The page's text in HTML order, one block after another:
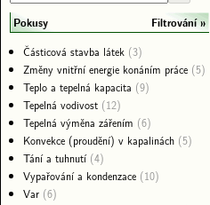
Pokusy
Filtrování
Částicová stavba látek (3)
Změny vnitřní energie konáním práce (5)
Teplo a tepelná kapacita (9)
Tepelná vodivost (12)
Tepelná výměna zářením (6)
Konvekce (proudění) v kapalinách (5)
Tání a tuhnutí (4)
Vypařování a kondenzace (10)
Var (6)